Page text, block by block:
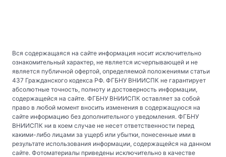
Вся содержащаяся на сайте информация носит исключительно
ознакомительный характер, не является исчерпывающей и не
является публичной офертой, определяемой положениями статьи
437 Гражданского кодекса РФ. ФГБНУ ВНИИСПК не гарантирует
абсолютные точность, полноту и достоверность информации,
содержащейся на сайте. ФГБНУ ВНИИСПК оставляет за собой
право в любой момент вносить изменения в содержащуюся на
сайте информацию без дополнительного уведомления. ФГБНУ
ВНИИСПК ни в коем случае не несет ответственности перед
какими-либо лицами за ущерб или убытки, понесенные ими в
результате использования информации, содержащейся на данном
сайте. Фотоматериалы приведены исключительно в качестве